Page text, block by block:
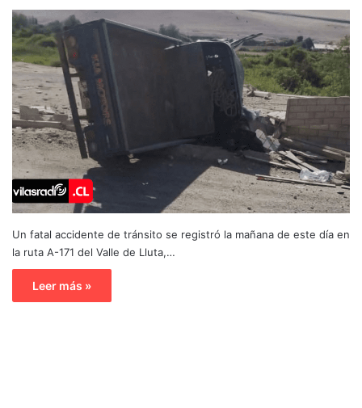
Un fatal accidente de tránsito se registró la mañana de este día en
la ruta A-171 del Valle de Lluta,…
Leer más »